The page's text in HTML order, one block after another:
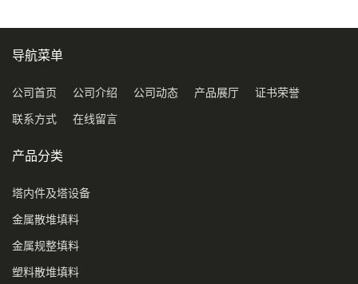
导航菜单
公司首页 公司介绍 公司动态 产品展厅 证书荣誉
联系方式 在线留言
产品分类
塔内件及塔设备
金属散堆填料
金属规整填料
塑料散堆填料